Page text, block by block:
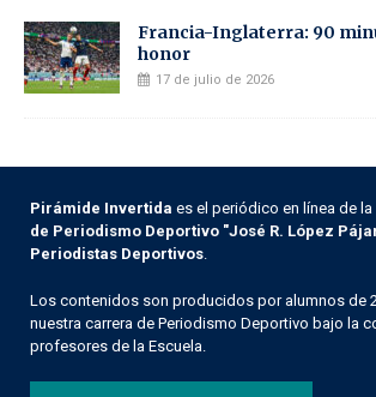
Francia-Inglaterra: 90
honor
17 de julio de 2026
Pirámide Invertida es el periódico en línea de la
de Periodismo Deportivo "José R. López
Periodistas Deportivos
Los contenidos son producidos por alumnos de
nuestra carrera de Periodismo Deportivo bajo la
profesores de la Escuela.